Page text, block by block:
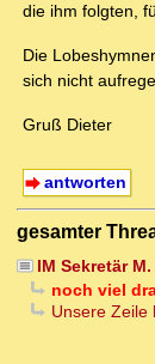
die ihm folgten,
Die
sich nicht
Gruß Dieter
antworten
gesamter
IM Sekretär
noch viel
Unsere Zeile